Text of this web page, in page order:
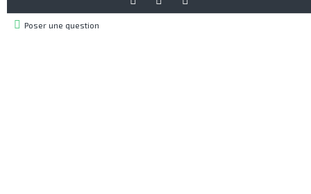
Poser une question